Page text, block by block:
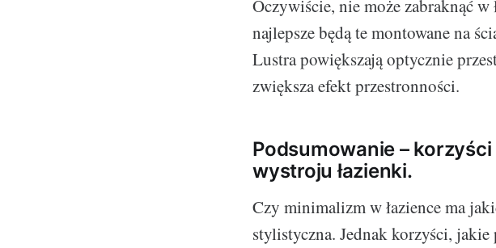
Oczywiście, nie może zabraknąć
najlepsze będą te montowane na
Lustra powiększają optycznie
zwiększa efekt przestronności.
Podsumowanie –
wystroju łazienki.
Czy minimalizm w łazience ma
stylistyczna. Jednak korzyści,